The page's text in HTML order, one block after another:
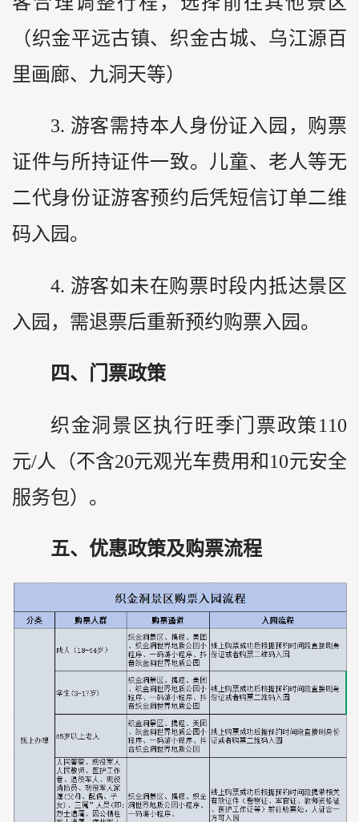
（织金平远古镇、织金古城、乌江源百
里画廊、九洞天等）
3. 游客需持本人身份证入园，购票
证件与所持证件一致。儿童、老人等无
二代身份证游客预约后凭短信订单二维
码入园。
4. 游客如未在购票时段内抵达景区
入园，需退票后重新预约购票入园。
四、门票政策
织金洞景区执行旺季门票政策110
元/人（不含20元观光车费用和10元安全
服务包）。
五、优惠政策及购票流程